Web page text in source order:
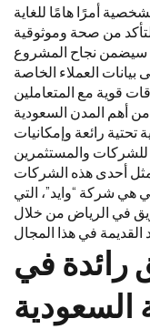
أمرًا هامًا للغاية
من صحة وموثوقية
سيضمن نجاح المشروع
العملاء الخاصة
قوية مع المتعاملين
من أهم المدن السعودية
تحتية رائعة وإمكانيات
للشركات والمستثمرين
أحدى هذه الشركات
هي شركة “وايد”، التي
في الرياض من خلال
رائدة في
السعودية